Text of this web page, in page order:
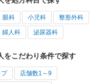
眼科 小児科 整形外科
婦人科 泌尿器科
をこだわり条件で探す
プ 店舗数1～9